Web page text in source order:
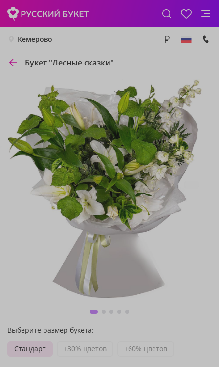
Кемерово
Букет "Лесные сказки"
Выберите размер букета:
Стандарт
+30% цветов +60% цветов